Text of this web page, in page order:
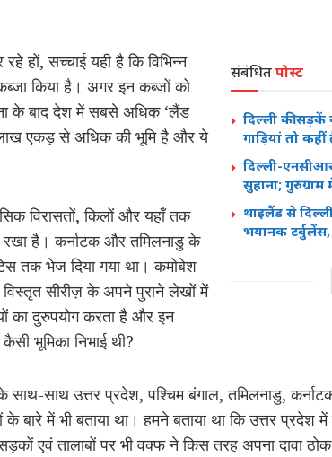
संबंधितपोस्ट
दिल्ली की सड़कें
गाड़ियां तो
दिल्ली-
सुहाना;
थाइलैंड से
भयानक टर्बुलेंस,
हों, सच्चाई यही है कि विभिन्न
किया है। अगर इन कब्जों को
के बाद देश में सबसे अधिक ‘लैंड
एकड़ से अधिक की भूमि है और ये
विरासतों, किलों और यहाँ तक
रखा है। कर्नाटक और तमिलनाडु के
तक भेज दिया गया था। कमोबेश
सीरीज़ के अपने पुराने लेखों में
का दुरुपयोग करता है और इन
भूमिका निभाई थी?
साथ उत्तर प्रदेश, पश्चिम बंगाल, तमिलनाडु, कर्नाटक,
के बारे में भी बताया था। हमने बताया था कि उत्तर
एवं तालाबों पर भी वक्फ ने किस तरह अपना दावा